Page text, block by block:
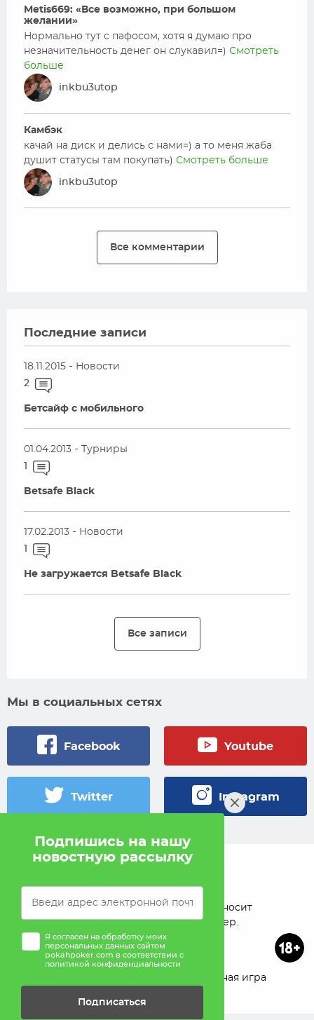
Metis669: «Все возможно, при большом
желании»
Нормально тут с пафосом, хотя я думаю про
незначительность денег он слукавил=) Смотреть
больше
inkbu3utop
Камбэк
качай на диск и делись с нами=) а то меня жаба
душит статусы там покупать) Смотреть больше
inkbu3utop
Все комментарии
Последние записи
18.11.2015 - Новости
2
Бетсайф с мобильного
01.04.2013 -
Турниры
Betsafe Black
17.02.2013 - Новости
Не загружается Betsafe Black
Все записи
Мы в социальных сетях
Facebook Youtube
Twitter Instagram
Pokah не проводит игры на деньги. Сайт носит
исключительно информационный характер.
Ответственная игра
Подпишись на нашу
новостную рассылку
Я согласен на обработку моих
персональных данных сайтом
pokahpoker.com в соответствии с
политикой конфиденциальности
Подписаться